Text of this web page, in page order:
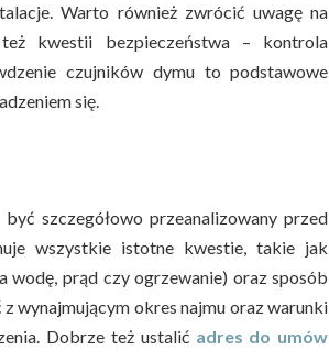
Warto również zwrócić uwagę na
kwestii bezpieczeństwa – kontrola
czujników dymu to podstawowe
się.
szczegółowo przeanalizowany przed
wszystkie istotne kwestie, takie jak
wodę, prąd czy ogrzewanie) oraz sposób
wynajmującym okres najmu oraz warunki
Dobrze też ustalić adres do umów